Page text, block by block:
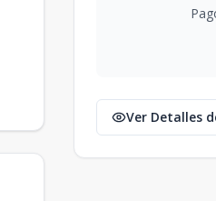
Ver Detalles